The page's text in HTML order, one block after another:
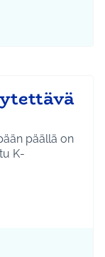
päällä on
K-
ja liikenne